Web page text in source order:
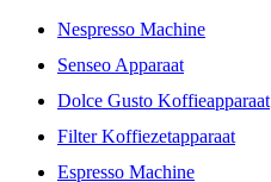
Nespresso Machine
Senseo Apparaat
Dolce Gusto Koffieapparaat
Filter Koffiezetapparaat
Espresso Machine